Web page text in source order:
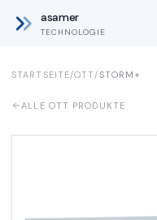
asamer
TECHNOLOGIE
STARTSEITE/OTT/STORM+
ALLE OTT PRODUKTE